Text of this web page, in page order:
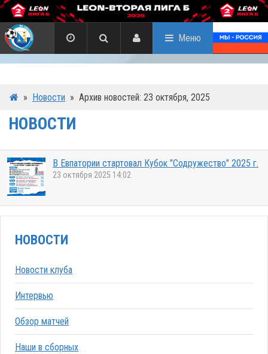
Меню
» Новости » Архив новостей: 23 октября, 2025
НОВОСТИ
В Евпатории стартовал Кубок "Содружество" 2025 г.
23 октября 2025 14:02
НОВОСТИ
Новости клуба
Интервью
Обзор матчей
Наши в сборных